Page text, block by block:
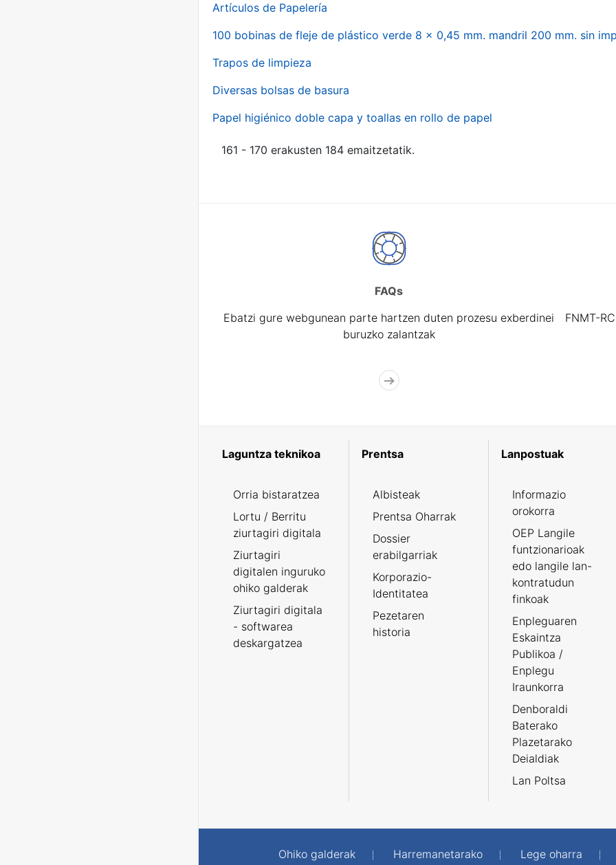
Artículos de Papelería
100 bobinas de fleje de plástico verde 8 x 0,45 mm. mandril 200 mm. sin
Trapos de limpieza
Diversas bolsas de basura
Papel higiénico doble capa y toallas en rollo de papel
161 - 170 erakusten 184 emaitzetatik.
FAQs
Ebatzi gure webgunean parte hartzen duten prozesu exberdinei
buruzko zalantzak
FNMT-
Laguntza teknikoa
Orria bistaratzea
Lortu / Berritu
ziurtagiri digitala
Ziurtagiri
digitalen inguruko
ohiko galderak
Ziurtagiri digitala
- softwarea
deskargatzea
Prentsa
Albisteak
Prentsa Oharrak
Dossier
erabilgarriak
Korporazio-
Identitatea
Pezetaren
historia
Lanpostuak
Informazio
orokorra
OEP Langile
funtzionarioak
edo langile lan-
kontratudun
finkoak
Enpleguaren
Eskaintza
Publikoa /
Enplegu
Iraunkorra
Denboraldi
Baterako
Plazetarako
Deialdiak
Lan Poltsa
Ohiko galderak Harremanetarako Lege oharra